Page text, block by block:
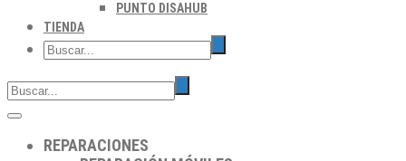
PUNTO DISAHUB
TIENDA
REPARACIONES